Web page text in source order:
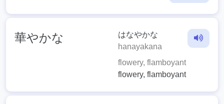
華やかな
はなやかな
hanayakana
flowery, flamboyant
flowery, flamboyant